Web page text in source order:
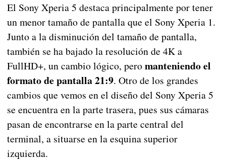
El Sony Xperia 5 destaca principalmente por tener
un menor tamaño de pantalla que el Sony Xperia 1.
Junto a la disminución del tamaño de pantalla,
también se ha bajado la resolución de 4K a
FullHD+, un cambio lógico, peromanteniendo el
formato de pantalla 21:9. Otro de los grandes
cambios que vemos en el diseño del Sony Xperia 5
se encuentra en la parte trasera, pues sus cámaras
pasan de encontrarse en la parte central del
terminal, a situarse en la esquina superior
izquierda.